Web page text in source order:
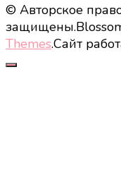
© Авторское
защищены.
Themes.Сайт